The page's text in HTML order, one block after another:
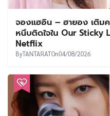
จองแฮอิน – ฮายอง เติมค
หนึบติดใจใน Our Sticky
Netflix
ByTANTARATOn04/08/2026